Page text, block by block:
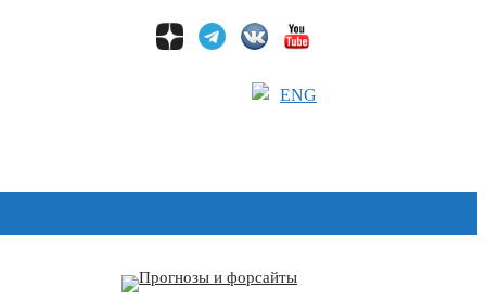
ENG